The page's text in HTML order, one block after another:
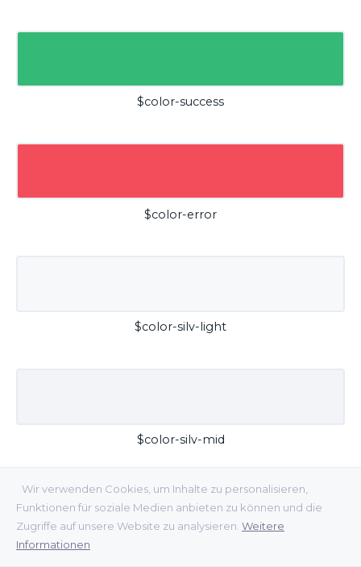
Wir verwenden Cookies, um Inhalte zu personalisieren,
Funktionen für soziale Medien anbieten zu können und die
Zugriffe auf unsere Website zu analysieren. Weitere
Informationen
$color-success
$color-error
$color-silv-light
$color-silv-mid